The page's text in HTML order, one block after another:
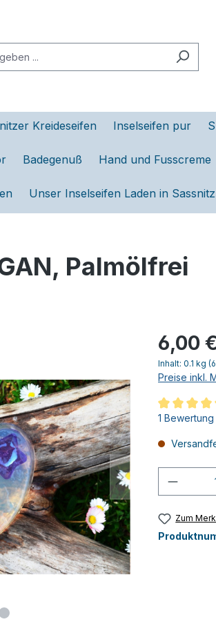
Kreideseifen Inselseifen pur
Badegenuß Hand und Fusscreme
Unser Inselseifen Laden in
Palmölfrei
6,00
Inhalt: 0.1 kg
Preise inkl.
1 Bewertung
Zum